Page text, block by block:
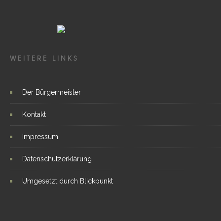
WEITERE LINKS
Der Bürgermeister
Kontakt
Impressum
Datenschutzerklärung
Umgesetzt durch Blickpunkt